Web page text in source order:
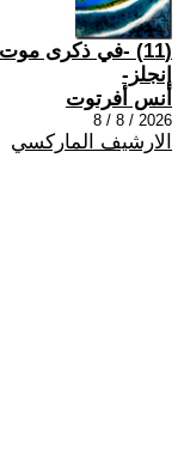
(11) -في ذكرى موت
إنجلز-
أنس أفرتوت
2026 / 8 / 8
الارشيف الماركسي